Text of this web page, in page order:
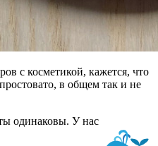
с косметикой, кажется, что
в общем так и не
одинаковы. У нас